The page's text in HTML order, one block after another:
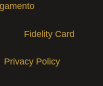
Fidelity Card
Privacy Policy